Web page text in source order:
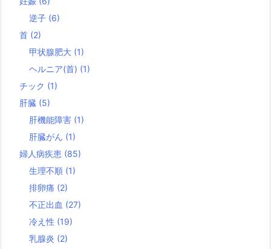
逆子 (6)
首 (2)
甲状腺肥大 (1)
ヘルニア(首) (1)
チック (1)
肝臓 (5)
肝機能障害 (1)
肝臓がん (1)
婦人病疾患 (85)
生理不順 (1)
排卵痛 (2)
不正出血 (27)
冷え性 (19)
乳腺炎 (2)